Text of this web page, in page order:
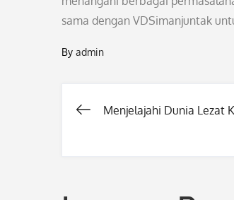
sama dengan VDSimanjuntak
By admin
Post
Menjelajahi Dunia Lezat